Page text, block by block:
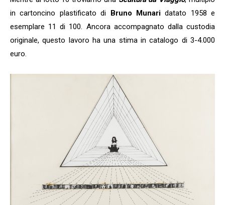
in cartoncino plastificato di Bruno Munaridatato 1958 e
esemplare 11 di 100. Ancora accompagnato dalla custodia
originale, questo lavoro ha una stima in catalogo di 3-4.000
euro.